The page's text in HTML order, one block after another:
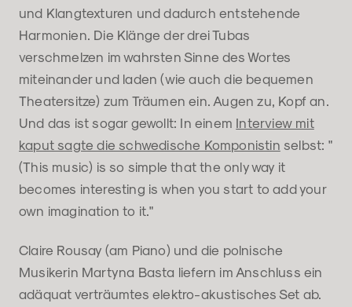
und Klangtexturen und dadurch entstehende
Harmonien. Die Klänge der drei Tubas
verschmelzen im wahrsten Sinne des Wortes
miteinander und laden (wie auch die bequemen
Theatersitze) zum Träumen ein. Augen zu, Kopf an.
Und das ist sogar gewollt: In einem Interview mit
kaput sagte die schwedische Komponistin selbst: "
(This music) is so simple that the only way it
becomes interesting is when you start to add your
own imagination to it."
Claire Rousay (am Piano) und die polnische
Musikerin Martyna Basta liefern im Anschluss ein
adäquat verträumtes elektro-akustisches Set ab.